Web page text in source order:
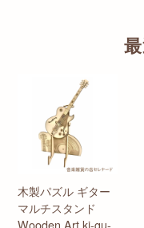
木製パズル ギター
マルチスタンド